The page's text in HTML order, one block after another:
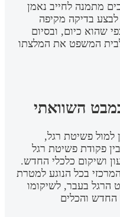
מתמנה לחייב נאמן
בדיקה מקיפה
שהוא כיום, ובסיום
המשפט את המלצתו
השוואתי
למול פשיטת רגל,
פקודת פשיטת רגל
ושיקום כלכלי החדש.
בכל הנוגע למטרת
הרגל בעבר, לשיקומו
החדש והכלים